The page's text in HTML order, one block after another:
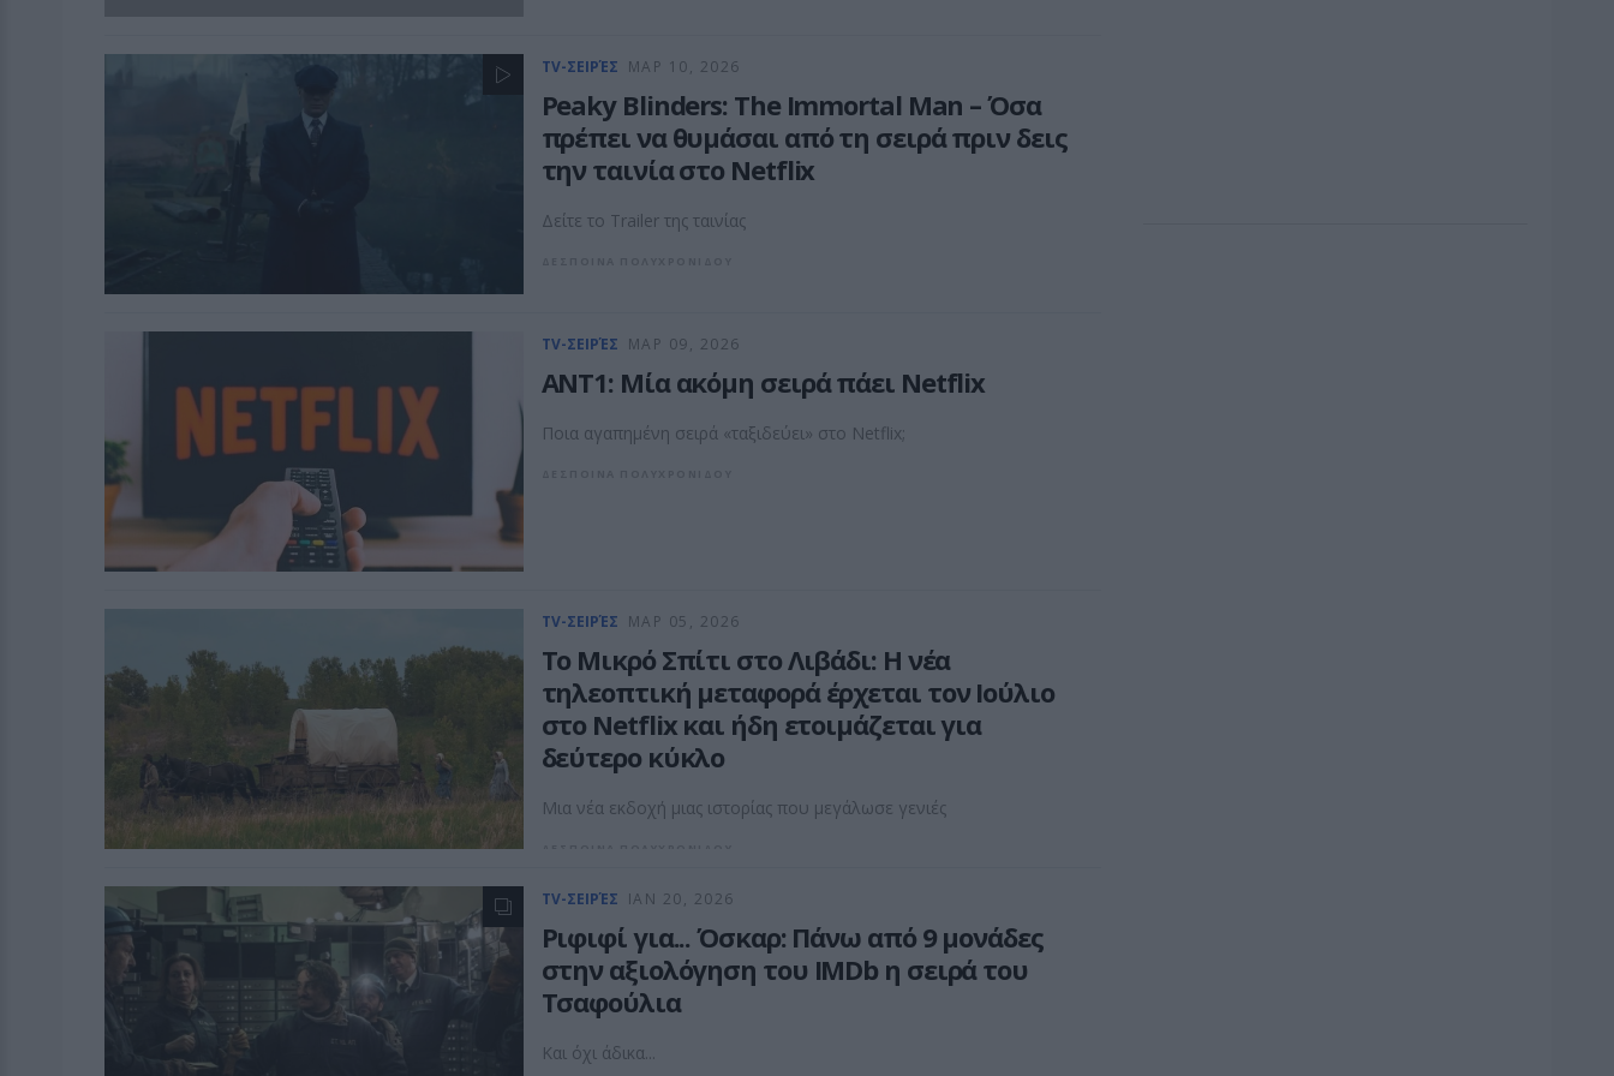
TV-ΣΕΙΡΈΣ ΜΑΡ 10, 2026
Peaky Blinders: The Immortal Man – Όσα
πρέπει να θυμάσαι από τη σειρά πριν δεις
την ταινία στο Netflix
Δείτε το Trailer της ταινίας
TV-ΣΕΙΡΈΣ ΜΑΡ 09, 2026
ANT1: Μία ακόμη σειρά πάει Netflix
Ποια αγαπημένη σειρά «ταξιδεύει» στο Netflix;
TV-ΣΕΙΡΈΣ ΜΑΡ 05, 2026
Το Μικρό Σπίτι στο Λιβάδι: Η νέα
τηλεοπτική μεταφορά έρχεται τον Ιούλιο
στο Netflix και ήδη ετοιμάζεται για
δεύτερο κύκλο
Μια νέα εκδοχή μιας ιστορίας που μεγάλωσε γενιές
TV-ΣΕΙΡΈΣ ΙΑΝ 20, 2026
Ριφιφί για... Όσκαρ: Πάνω από 9 μονάδες
στην αξιολόγηση τoυ IMDb η σειρά του
Τσαφούλια
Και όχι άδικα...